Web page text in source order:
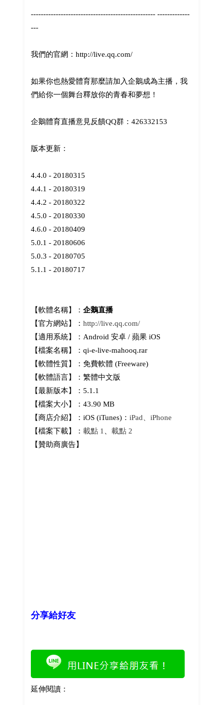
-------------------------------------------------- -------------
---
我們的官網：http://live.qq.com/
如果你也熱愛體育那麼請加入企鵝成為主播，我
們給你一個舞台釋放你的青春和夢想！
企鵝體育直播意見反饋QQ群：426332153
版本更新：
4.4.0 - 20180315
4.4.1 - 20180319
4.4.2 - 20180322
4.5.0 - 20180330
4.6.0 - 20180409
5.0.1 - 20180606
5.0.3 - 20180705
5.1.1 - 20180717
【軟體名稱】： 企鵝直播
【官方網站】： http://live.qq.com/
【適用系統】：Android 安卓 / 蘋果 iOS
【檔案名稱】：qi-e-live-mahooq.rar
【軟體性質】：免費軟體 (Freeware)
【軟體語言】：繁體中文版
【最新版本】：5.1.1
【檔案大小】：43.90 MB
【商店介紹】：iOS (iTunes)： iPad、iPhone
【檔案下載】： 載點 1、 載點 2
【贊助商廣告】
分享給好友
延伸閱讀：